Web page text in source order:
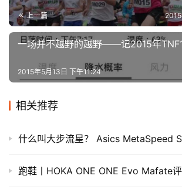
上一篇
一场并不越野的越野——记2015年
2015年5月13日 下午11:24
相关推荐
什么叫大步流星？ Asics MetaSpeed
跑鞋丨HOKA ONE ONE Evo Mafate